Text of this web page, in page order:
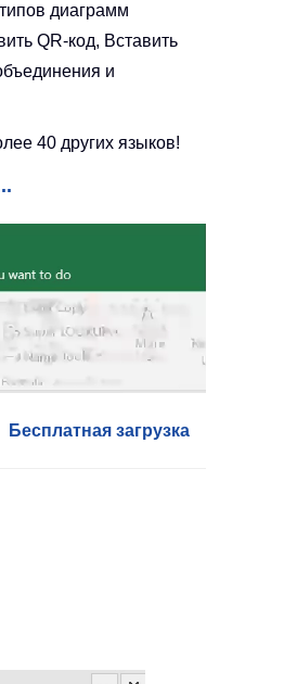
диаграмм
QR-код, Вставить
и
40 других языков!
Бесплатная загрузка